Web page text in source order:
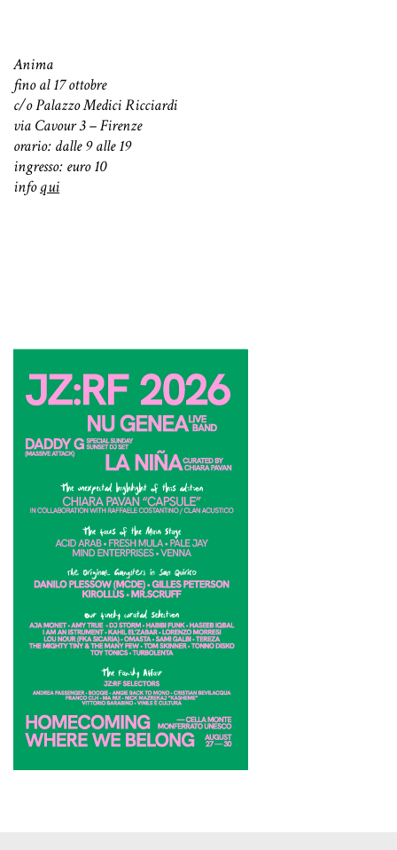
Anima
fino al 17 ottobre
c/o Palazzo Medici Ricciardi
via Cavour 3 – Firenze
orario: dalle 9 alle 19
ingresso: euro 10
infoqui